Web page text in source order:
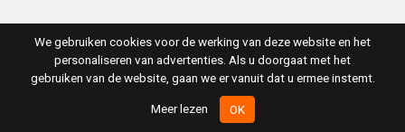
We gebruiken cookies voor de werking van deze website en het
personaliseren van advertenties. Als u doorgaat met het
gebruiken van de website, gaan we er vanuit dat u ermee instemt.
Meer lezen OK